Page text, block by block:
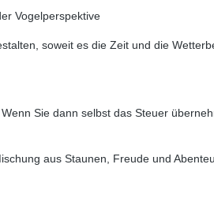
Vogelperspektive
soweit es die Zeit und die
Sie dann selbst das Steuer
aus Staunen, Freude und